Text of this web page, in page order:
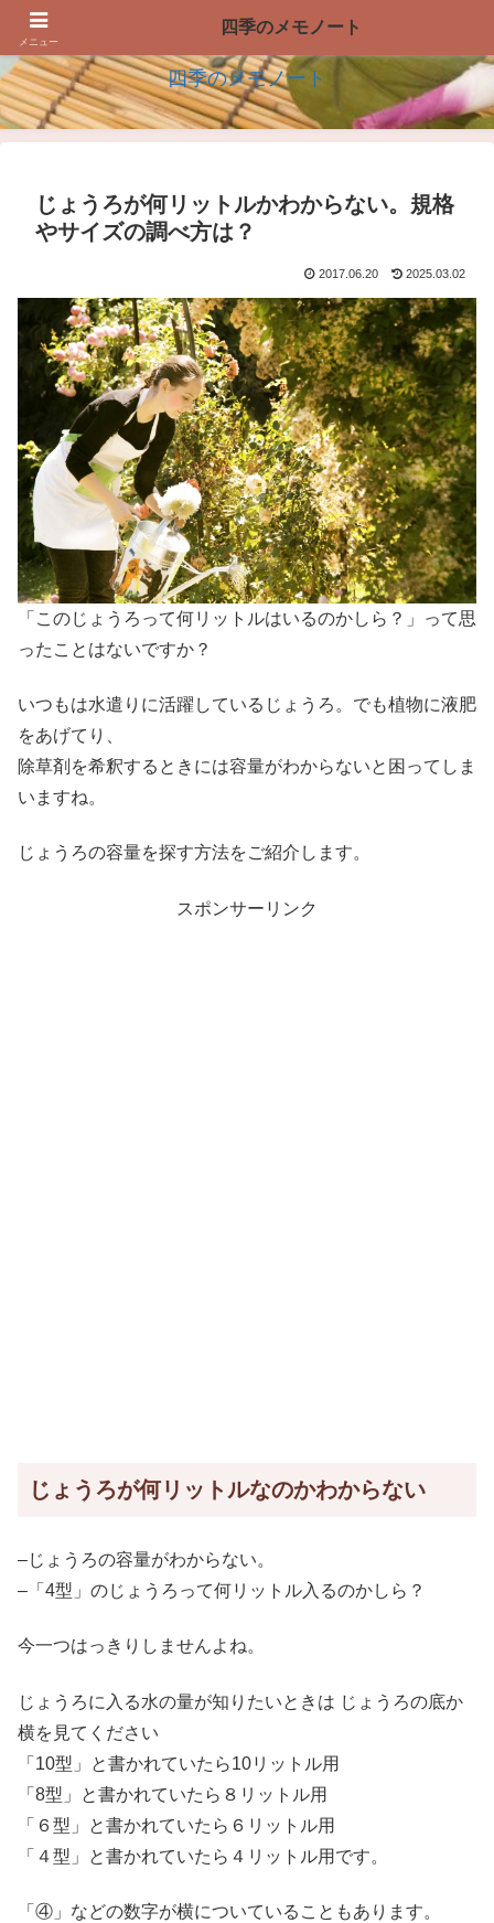
四季の生活を楽しむアイデアのメモノート
四季のメモノート
じょうろが何リットルかわからない。規格
やサイズの調べ方は？
2017.06.20 2025.03.02
「このじょうろって何リットルはいるのかしら？」って思
ったことはないですか？
いつもは水遣りに活躍しているじょうろ。でも植物に液肥
をあげてり、
除草剤を希釈するときには容量がわからないと困ってしま
いますね。
じょうろの容量を探す方法をご紹介します。
スポンサーリンク
じょうろが何リットルなのかわからない
–じょうろの容量がわからない。
–「4型」のじょうろって何リットル入るのかしら？
今一つはっきりしませんよね。
じょうろに入る水の量が知りたいときは じょうろの底か
横を見てください
「10型」と書かれていたら10リットル用
「8型」と書かれていたら８リットル用
「６型」と書かれていたら６リットル用
「４型」と書かれていたら４リットル用です。
「④」などの数字が横についていることもあります。
メニュー
四季のメモノート